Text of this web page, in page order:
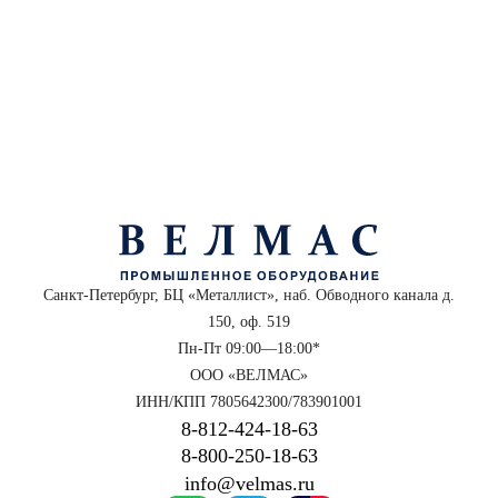
Санкт-Петербург, БЦ «Металлист», наб. Обводного канала д.
150, оф. 519
Пн-Пт 09:00—18:00*
ООО «ВЕЛМАС»
ИНН/КПП 7805642300/783901001
8‑812‑424‑18‑63
8‑800‑250‑18‑63
info@velmas.ru